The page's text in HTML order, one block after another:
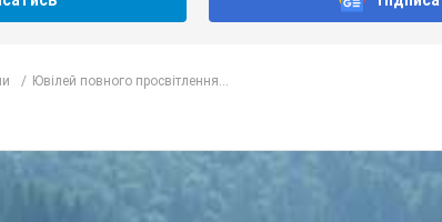
Ювілей повного просвітлення...